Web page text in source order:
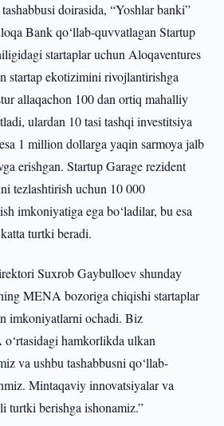
doirasida, “Yoshlar banki”
Bank qo‘llab-quvvatlagan Startup
startaplar uchun Aloqaventures
startap ekotizimini rivojlantirishga
allaqachon 100 dan ortiq mahalliy
ulardan 10 tasi tashqi investitsiya
1 million dollarga yaqin sarmoya jalb
erishgan. Startup Garage rezident
tezlashtirish uchun 10 000
imkoniyatiga ega bo‘ladilar, bu esa
turtki beradi.
Suxrob Gaybulloev shunday
MENA bozoriga chiqishi startaplar
imkoniyatlarni ochadi. Biz
hamkorlikda ulkan
va ushbu tashabbusni qo‘llab-
Mintaqaviy innovatsiyalar va
turtki berishga ishonamiz.”